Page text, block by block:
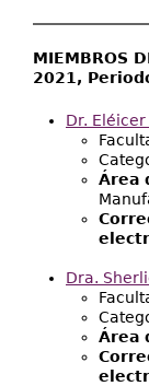
MIEMBROS
2021,
Dr. Eléicer
Área
Dra.
Área